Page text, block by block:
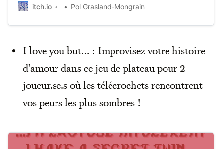
itch.io Pol Grasland-Mongrain
I love you but… : Improvisez votre histoire
d'amour dans ce jeu de plateau pour 2
joueur.se.s où les télécrochets rencontrent
vos peurs les plus sombres !